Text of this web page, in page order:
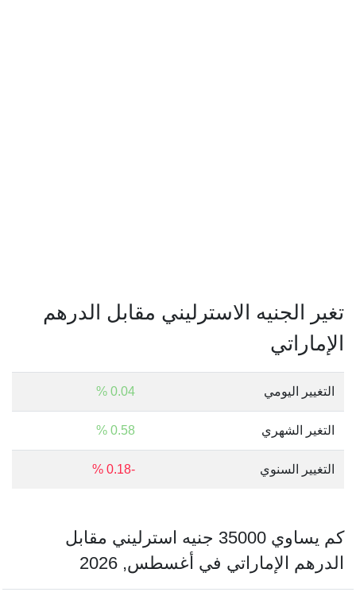
تغير الجنيه الاسترليني مقابل الدرهم
الإماراتي
التغيير اليومي 0.04 %
التغير الشهري 0.58 %
التغيير السنوي -0.18 %
كم يساوي 35000 جنيه استرليني مقابل
الدرهم الإماراتي في أغسطس, 2026